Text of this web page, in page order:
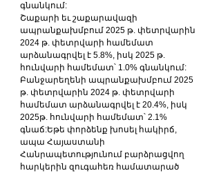
գնանկում:
Շաքարի եւ շաքարավազի
ապրանքախմբում 2025 թ. փետրվարին
2024 թ. փետրվարի համեմատ
արձանագրվել է 5.8%, իսկ 2025 թ.
հունվարի համեմատ՝ 1.0% գնանկում:
Բանջարեղենի ապրանքախմբում 2025
թ. փետրվարին 2024 թ. փետրվարի
համեմատ արձանագրվել է 20.4%, իսկ
2025թ. հունվարի համեմատ՝ 2.1%
գնաճ:Եթե փորձենք խոսել հակիրճ,
ապա Հայաստանի
Հանրապետությունում բարձրացվող
հարկերին զուգահեռ համատարած